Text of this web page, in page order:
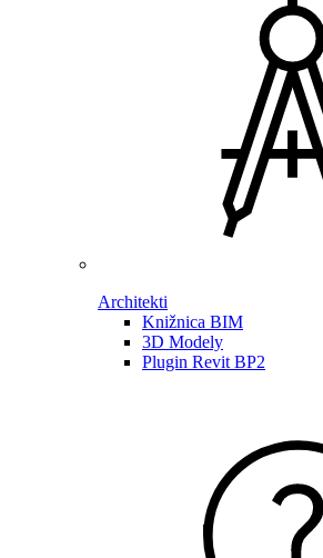
Architekti
Knižnica BIM
3D Modely
Plugin Revit BP2